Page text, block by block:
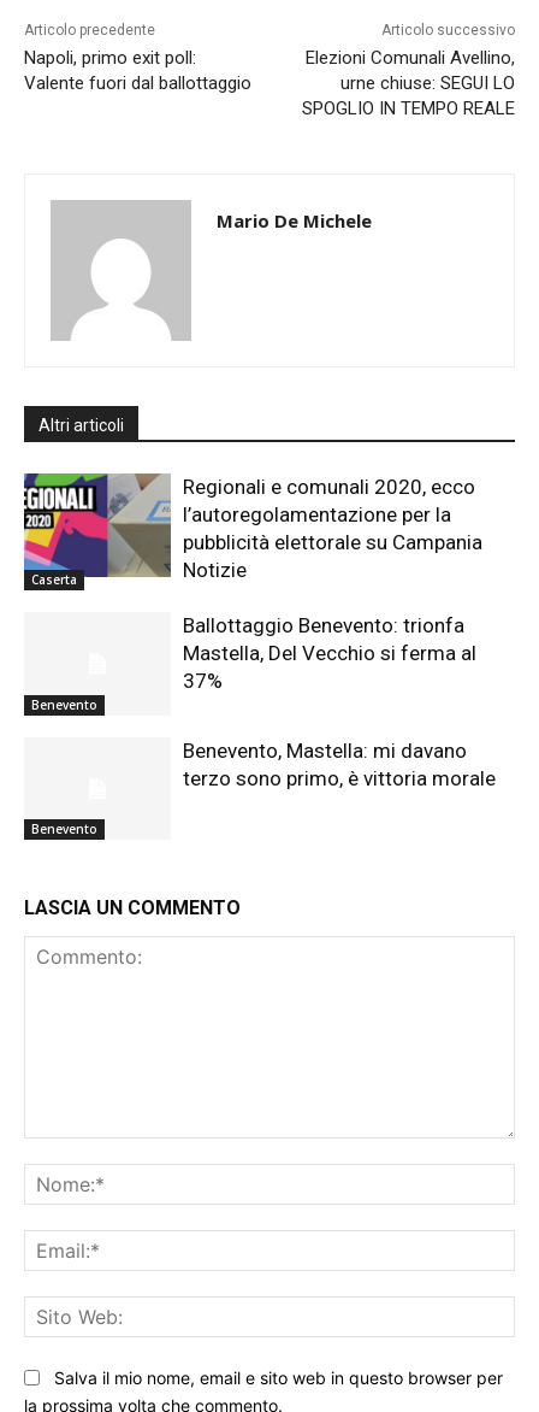
Articolo precedente
Napoli, primo exit poll:
Valente fuori dal ballottaggio
Articolo successivo
Elezioni Comunali Avellino,
urne chiuse: SEGUI LO
SPOGLIO IN TEMPO REALE
Mario De Michele
Altri articoli
Caserta
Regionali e comunali 2020, ecco
l’autoregolamentazione per la
pubblicità elettorale su Campania
Notizie
Benevento
Ballottaggio Benevento: trionfa
Mastella, Del Vecchio si ferma al
37%
Benevento
Benevento, Mastella: mi davano
terzo sono primo, è vittoria morale
LASCIA UN COMMENTO
Salva il mio nome, email e sito web in questo browser per
la prossima volta che commento.